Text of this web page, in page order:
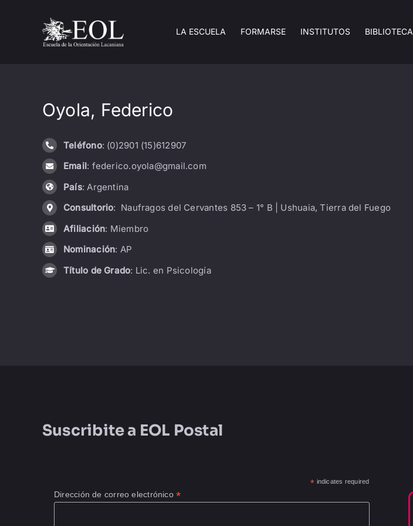
contenido
LA ESCUELA FORMARSE INSTITUTOS BIBLIOTECA
Oyola, Federico
Teléfono: (0)2901 (15)612907
Email: federico.oyola@gmail.com
País: Argentina
Consultorio: Naufragos del Cervantes 853 – 1° B | Ushuaia, Tierra del Fuego
Afiliación: Miembro
Nominación: AP
Título de Grado: Lic. en Psicología
Suscribite a EOL Postal
* indicates required
Dirección de correo electrónico*